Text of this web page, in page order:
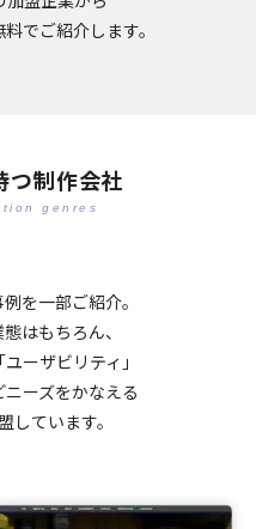
でご紹介します。
つ制作会社
genres
を一部ご紹介。
はもちろん、
ーザビリティ」
ニーズをかなえる
しています。